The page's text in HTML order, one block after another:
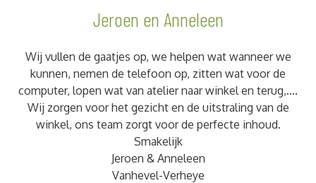
Jeroen en Anneleen
Wij vullen de gaatjes op, we helpen wat wanneer we
kunnen, nemen de telefoon op, zitten wat voor de
computer, lopen wat van atelier naar winkel en terug,....
Wij zorgen voor het gezicht en de uitstraling van de
winkel, ons team zorgt voor de perfecte inhoud.
Smakelijk
Jeroen & Anneleen
Vanhevel-Verheye